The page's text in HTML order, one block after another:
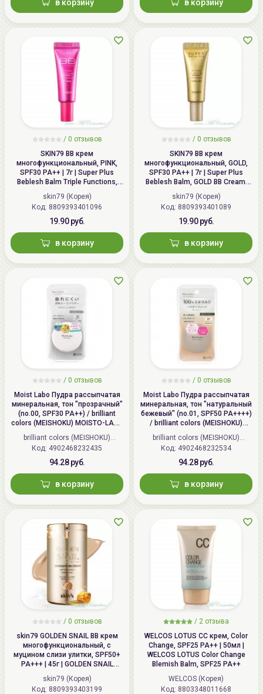
в корзину в корзину
/ 0 отзывов
SKIN79 ВВ крем
многофункциональный, PINK,
SPF30 PA++ | 7г | Super Plus
Beblesh Balm Triple Functions,
PINK BB Cream, SPF30 PA++
skin79 (Корея)
Код: 8809393401096
19.90 руб.
в корзину
/ 0 отзывов
SKIN79 ВВ крем
многофункциональный, GOLD,
SPF30 PA++ | 7г | Super Plus
Beblesh Balm, GOLD BB Cream,
SPF30 PA++
skin79 (Корея)
Код: 8809393401089
19.90 руб.
в корзину
/ 0 отзывов
Moist Labo Пудра рассыпчатая
минеральная, тон "прозрачный"
(no.00, SPF30 PA++) / brilliant
colors (MEISHOKU) MOISTO-LABO
BB MINERAL FOUNDATION
brilliant colors (MEISHOKU)
(Япония)
Код: 4902468232435
94.28 руб.
в корзину
/ 0 отзывов
Moist Labo Пудра рассыпчатая
минеральная, тон "натуральный
бежевый" (no.01, SPF50 PA++++)
/ brilliant colors (MEISHOKU)
MOISTO-LABO BB MINERAL
FOUNDATION
brilliant colors (MEISHOKU)
(Япония)
Код: 4902468232534
94.28 руб.
в корзину
/ 0 отзывов
skin79 GOLDEN SNAIL ВВ крем
многофункциональный, с
муцином слизи улитки, SPF50+
PA+++ | 45г | GOLDEN SNAIL
Intensive BB Cream, SPF50+
PA+++
skin79 (Корея)
Код: 8809393403199
/ 2 отзыва
WELCOS LOTUS СС крем, Color
Change, SPF25 PA++ | 50мл |
WELCOS LOTUS Color Change
Blemish Balm, SPF25 PA++
WELCOS (Корея)
Код: 8803348011668